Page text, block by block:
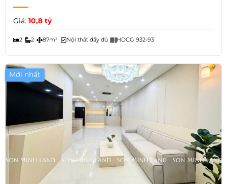
Giá: 10,8 tỷ
2 2 87m² Nội thất đầy đủ HDCG 932-93
Mới nhất